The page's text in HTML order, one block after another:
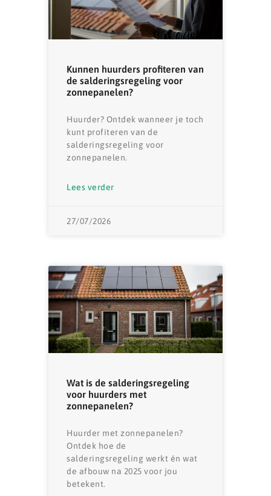
Kunnen huurders profiteren van
de salderingsregeling voor
zonnepanelen?
Huurder? Ontdek wanneer je toch
kunt profiteren van de
salderingsregeling voor
zonnepanelen.
Lees verder
27/07/2026
Wat is de salderingsregeling
voor huurders met
zonnepanelen?
Huurder met zonnepanelen?
Ontdek hoe de
salderingsregeling werkt én wat
de afbouw na 2025 voor jou
betekent.